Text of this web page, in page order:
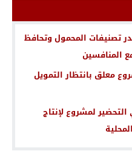
تصنيفات المحمول وتحافظ
المنافسين
معلق بانتظار التمويل
لمشروع لإنتاج